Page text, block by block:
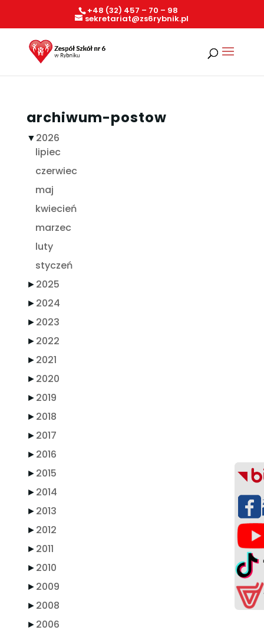
+48 (32) 457 – 70 – 98
sekretariat@zs6rybnik.pl
archiwum-postow
▼2026
lipiec
czerwiec
maj
kwiecień
marzec
luty
styczeń
►2025
►2024
►2023
►2022
►2021
►2020
►2019
►2018
►2017
►2016
►2015
►2014
►2013
►2012
►2011
►2010
►2009
►2008
►2006